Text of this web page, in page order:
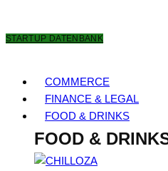
STARTUP DATENBANK
COMMERCE
FINANCE & LEGAL
FOOD & DRINKS
FOOD &